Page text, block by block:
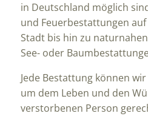
in Deutschland möglich
und Feuerbestattungen
Stadt bis hin zu
See- oder
Jede Bestattung können
um dem Leben und den
verstorbenen Person